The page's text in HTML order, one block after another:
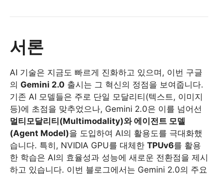
서론
AI 기술은 지금도 빠르게 진화하고 있으며, 이번 구글
의 Gemini 2.0 출시는 그 혁신의 정점을 보여줍니다.
기존 AI 모델들은 주로 단일 모달리티(텍스트, 이미지
등)에 초점을 맞추었으나, Gemini 2.0은 이를 넘어선
멀티모달리티(Multimodality)와 에이전트 모델
(Agent Model)을 도입하여 AI의 활용도를 극대화했
습니다. 특히, NVIDIA GPU를 대체한 TPUv6를 활용
한 학습은 AI의 효율성과 성능에 새로운 전환점을 제시
하고 있습니다. 이번 블로그에서는 Gemini 2.0의 주요